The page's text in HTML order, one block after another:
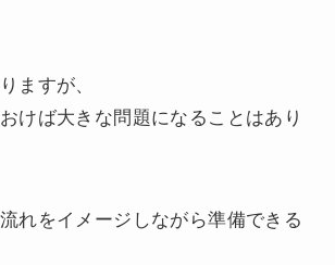
ますが、
けば大きな問題になることはあり
れをイメージしながら準備できる